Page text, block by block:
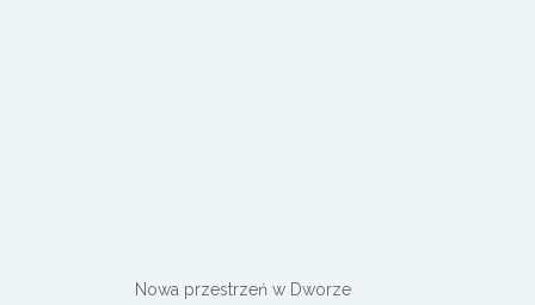
Nowa przestrzeń w Dworze